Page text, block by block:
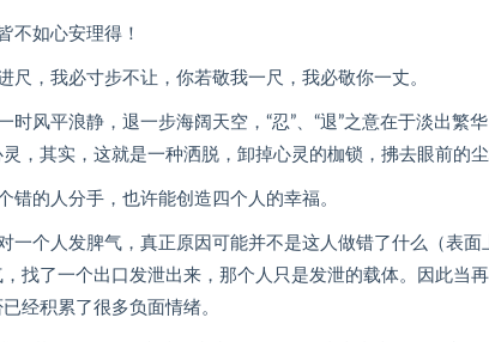
不如心安理得！
尺，我必寸步不让，你若敬我一尺，我必敬你一丈。
时风平浪静，退一步海阔天空，“忍”、“退”之意在于淡出繁
，其实，这就是一种洒脱，卸掉心灵的枷锁，拂去眼前的尘
错的人分手，也许能创造四个人的幸福。
一个人发脾气，真正原因可能并不是这人做错了什么（表面
找了一个出口发泄出来，那个人只是发泄的载体。因此当
经积累了很多负面情绪。